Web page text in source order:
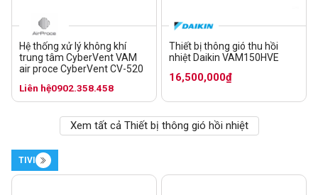
Hệ thống xử lý không khí
trung tâm CyberVent VAM
air proce CyberVent CV-520
Liên hệ0902.358.458
Thiết bị thông gió thu hồi
nhiệt Daikin VAM150HVE
16,500,000₫
Xem tất cả Thiết bị thông gió hồi nhiệt
TIVI